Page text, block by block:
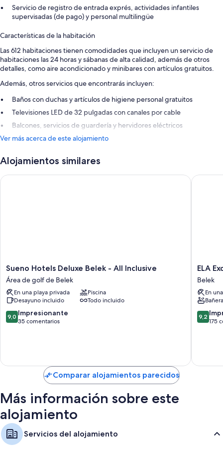
Servicio de registro de entrada exprés, actividades infantiles
supervisadas (de pago) y personal multilingüe
Características de la habitación
Las 612 habitaciones tienen comodidades que incluyen un servicio de
habitaciones las 24 horas y sábanas de alta calidad, además de otros
detalles, como aire acondicionado y minibares con artículos gratuitos.
Además, otros servicios que encontrarás incluyen:
Baños con duchas y artículos de higiene personal gratuitos
Televisiones LED de 32 pulgadas con canales por cable
Balcones, servicios de guardería y hervidores eléctricos
Ver más acerca de este alojamiento
Alojamientos similares
Sueno
Hotels
Deluxe
Belek
-
All
Inclusive
Belek
Sueno Hotels Deluxe Belek - All Inclusive
Área de golf de Belek
En una playa privada
Piscina
Desayuno incluido
Todo incluido
9.0
sobre
9,0 Impresionante
35 comentarios
Sueno Hotels Deluxe Belek - All Inclusive
ELA
Resort
Belek
-
All
Inclusive
ELA
Belek
En
9.2
sobre
9,2
175
ELA
Comparar alojamientos parecidos
Más información sobre este
alojamiento
Servicios del alojamiento